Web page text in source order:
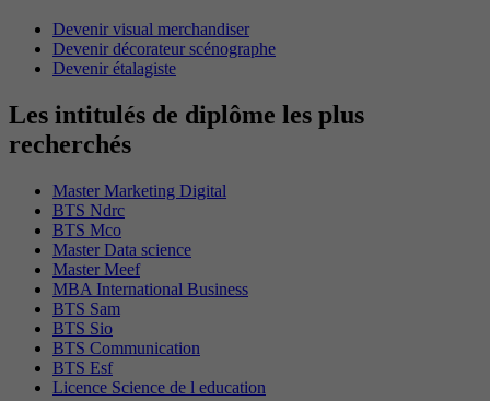
Devenir visual merchandiser
Devenir décorateur scénographe
Devenir étalagiste
Les intitulés de diplôme les plus
recherchés
Master Marketing Digital
BTS Ndrc
BTS Mco
Master Data science
Master Meef
MBA International Business
BTS Sam
BTS Sio
BTS Communication
BTS Esf
Licence Science de l education